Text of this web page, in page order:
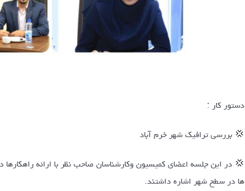
دستور کار :
💢 بررسی ترافیک شهر خرم آباد
💢 در این جلسه اعضای کمیسیون وکارشناسان صاحب نظر با ارائه
ها در سطح شهر اشاره داشتند.